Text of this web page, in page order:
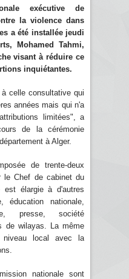
exécutive de
la violence dans
a été installée jeudi
Mohamed Tahmi,
visant à réduire ce
inquiétantes.
celle consultative qui
années mais qui n'a
limitées", a
de la cérémonie
à Alger.
de trente-deux
le Chef de cabinet du
est élargie à d'autres
éducation nationale,
presse, société
de wilayas. La même
local avec la
nationale sont